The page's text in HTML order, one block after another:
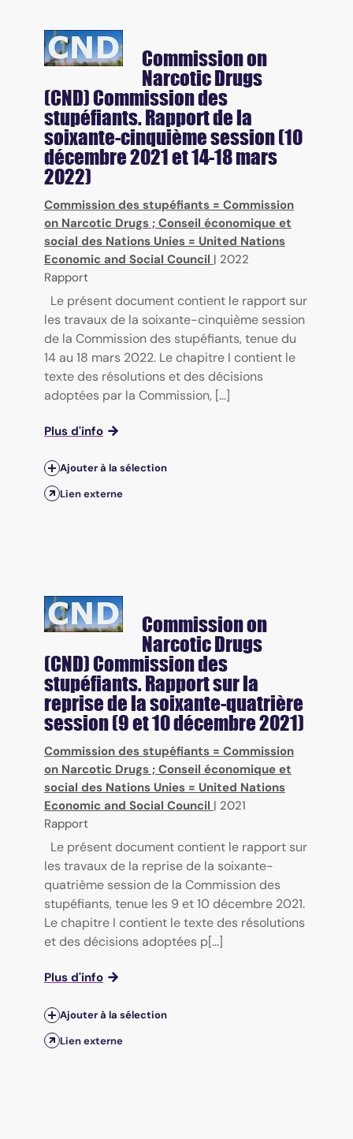
Commission on
Narcotic Drugs
(CND)Commission des
stupéfiants. Rapport de la
soixante-cinquième session (10
décembre 2021 et 14-18 mars
2022)
Commission des stupéfiants = Commission
on Narcotic Drugs ; Conseil économique et
social des Nations Unies = United Nations
Economic and Social Council | 2022
Rapport
Le présent document contient le rapport sur
les travaux de la soixante-cinquième session
de la Commission des stupéfiants, tenue du
14 au 18 mars 2022. Le chapitre I contient le
texte des résolutions et des décisions
adoptées par la Commission, [...]
Plus d'info
Ajouter à la sélection
Lien externe
Commission on
Narcotic Drugs
(CND)Commission des
stupéfiants. Rapport sur la
reprise de la soixante-quatrière
session (9 et 10 décembre 2021)
Commission des stupéfiants = Commission
on Narcotic Drugs ; Conseil économique et
social des Nations Unies = United Nations
Economic and Social Council | 2021
Rapport
Le présent document contient le rapport sur
les travaux de la reprise de la soixante-
quatrième session de la Commission des
stupéfiants, tenue les 9 et 10 décembre 2021.
Le chapitre I contient le texte des résolutions
et des décisions adoptées p[...]
Plus d'info
Ajouter à la sélection
Lien externe